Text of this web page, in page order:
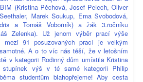
(Kristina Pěchová, Josef Pelech, Oliver
Marek Soukup, Ema Svobodová,
a Tomáš Voborník) a žák 3.ročníku
Zelenka). Už jenom výběr prací výše
mezi 91 posuzovaných prací je velkým
A o to víc nás těší, že v letošním
v kategorii Rodinný dům umístila Kristina
výš v té samé kategorii Philip
studentům blahopřejeme! Aby cesta